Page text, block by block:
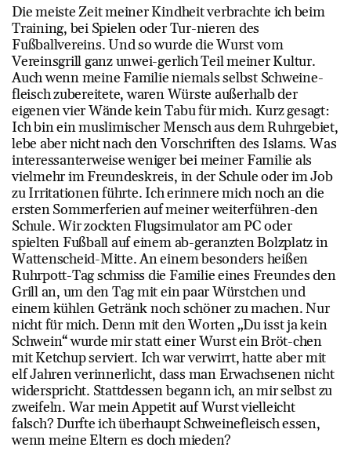
Die meiste Zeit meiner Kindheit verbrachte ich beim
Training, bei Spielen oder Tur-nieren des
Fußballvereins. Und so wurde die Wurst vom
Vereinsgrill ganz unwei-gerlich Teil meiner Kultur.
Auch wenn meine Familie niemals selbst Schweine-
fleisch zubereitete, waren Würste außerhalb der
eigenen vier Wände kein Tabu für mich. Kurz gesagt:
Ich bin ein muslimischer Mensch aus dem Ruhrgebiet,
lebe aber nicht nach den Vorschriften des Islams. Was
interessanterweise weniger bei meiner Familie als
vielmehr im Freundeskreis, in der Schule oder im Job
zu Irritationen führte. Ich erinnere mich noch an die
ersten Sommerferien auf meiner weiterführen-den
Schule. Wir zockten Flugsimulator am PC oder
spielten Fußball auf einem ab-geranzten Bolzplatz in
Wattenscheid-Mitte. An einem besonders heißen
Ruhrpott-Tag schmiss die Familie eines Freundes den
Grill an, um den Tag mit ein paar Würstchen und
einem kühlen Getränk noch schöner zu machen. Nur
nicht für mich. Denn mit den Worten „Du isst ja kein
Schwein“ wurde mir statt einer Wurst ein Bröt-chen
mit Ketchup serviert. Ich war verwirrt, hatte aber mit
elf Jahren verinnerlicht, dass man Erwachsenen nicht
widerspricht. Stattdessen begann ich, an mir selbst zu
zweifeln. War mein Appetit auf Wurst vielleicht
falsch? Durfte ich überhaupt Schweinefleisch essen,
wenn meine Eltern es doch mieden?